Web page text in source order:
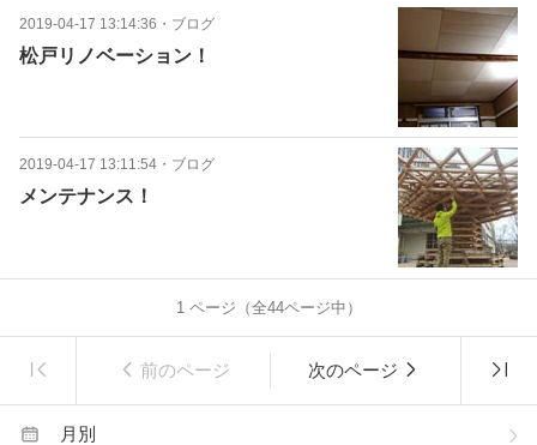
2019-04-17 13:14:36 ・ ブログ
松戸リノベーション！
2019-04-17 13:11:54 ・ ブログ
メンテナンス！
1ページ（全44ページ中）
前のページ 次のページ
月別